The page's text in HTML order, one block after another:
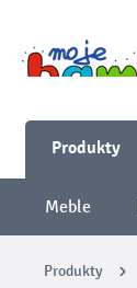
Produkty
Meble
Produkty